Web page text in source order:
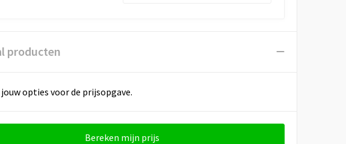
producten
opties voor de prijsopgave.
Bereken mijn prijs